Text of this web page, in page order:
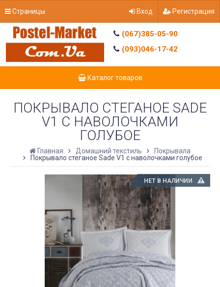
Страницы Вход Регистрация
(067)385-05-90
(093)046-17-42
Каталог товаров
ПОКРЫВАЛО СТЕГАНОЕ SADE
V1 С НАВОЛОЧКАМИ
ГОЛУБОЕ
Главная Домашний текстиль
Покрывала
Покрывало стеганое Sade V1 с наволочками голубое
НЕТ В НАЛИЧИИ